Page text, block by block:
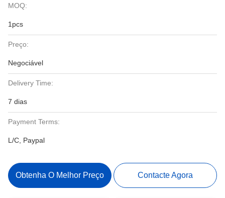
MOQ:
1pcs
Preço:
Negociável
Delivery Time:
7 dias
Payment Terms:
L/C, Paypal
Obtenha O Melhor Preço Contacte Agora